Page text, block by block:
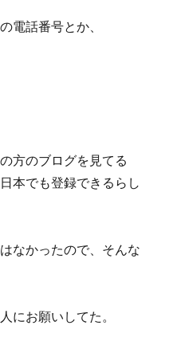
電話番号とか、
方のブログを見てる
本でも登録できるらし
なかったので、そんな
にお願いしてた。